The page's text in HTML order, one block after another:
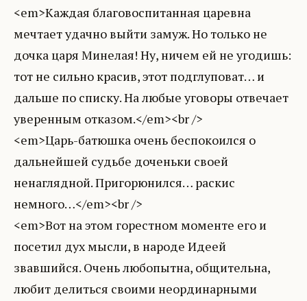
<em>Каждая благовоспитанная царевна
мечтает удачно выйти замуж. Но только не
дочка царя Минелая! Ну, ничем ей не угодишь:
тот не сильно красив, этот подглуповат… и
дальше по списку. На любые уговоры отвечает
уверенным отказом.</em><br />
<em>Царь-батюшка очень беспокоился о
дальнейшей судьбе доченьки своей
ненаглядной. Пригорюнился… раскис
немного…</em><br />
<em>Вот на этом горестном моменте его и
посетил дух мысли, в народе Идеей
звавшийся. Очень любопытна, общительна,
любит делиться своими неординарными